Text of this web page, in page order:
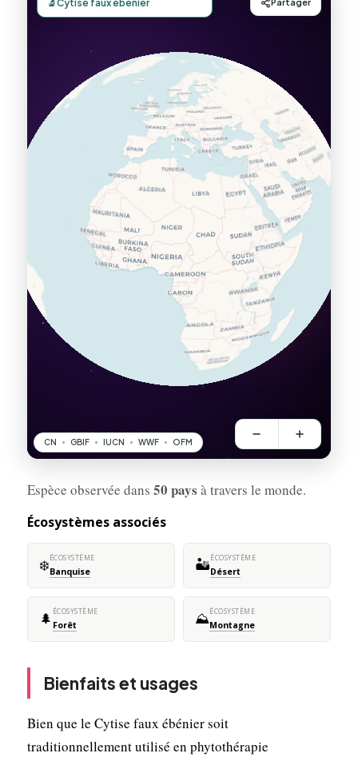
Espèce observée dans 50 pays à travers le monde.
Écosystèmes associés
❄️ÉCOSYSTÈME
Banquise 🏜️ÉCOSYSTÈME
Désert
🌲 ÉCOSYSTÈME
Forêt ⛰️ÉCOSYSTÈME
Montagne
Bienfaits et usages
Bien que le Cytise faux ébénier soit
traditionnellement utilisé en phytothérapie